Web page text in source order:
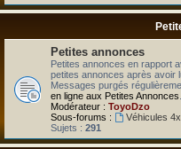
Petites annonces
Petites annonces en rapport
petites annonces après avoir
Messages purgés
en ligne aux Petites Annonces
Modérateur : ToyoDzo
Sous-forums :
Véhicules
Sujets : 291